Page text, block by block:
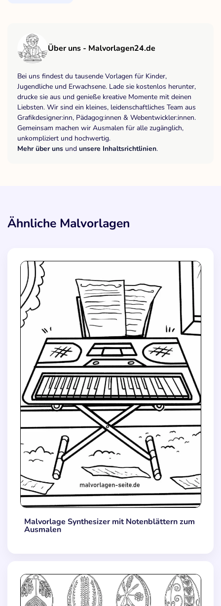
Über uns - Malvorlagen24.de
Bei uns findest du tausende Vorlagen für Kinder,
Jugendliche und Erwachsene. Lade sie kostenlos herunter,
drucke sie aus und genieße kreative Momente mit deinen
Liebsten. Wir sind ein kleines, leidenschaftliches Team aus
Grafikdesigner:inn, Pädagog:innen & Webentwickler:innen.
Gemeinsam machen wir Ausmalen für alle zugänglich,
unkompliziert und hochwertig.
Mehr über uns und unsere Inhaltsrichtlinien.
Ähnliche Malvorlagen
Malvorlage Synthesizer mit Notenblättern zum
Ausmalen